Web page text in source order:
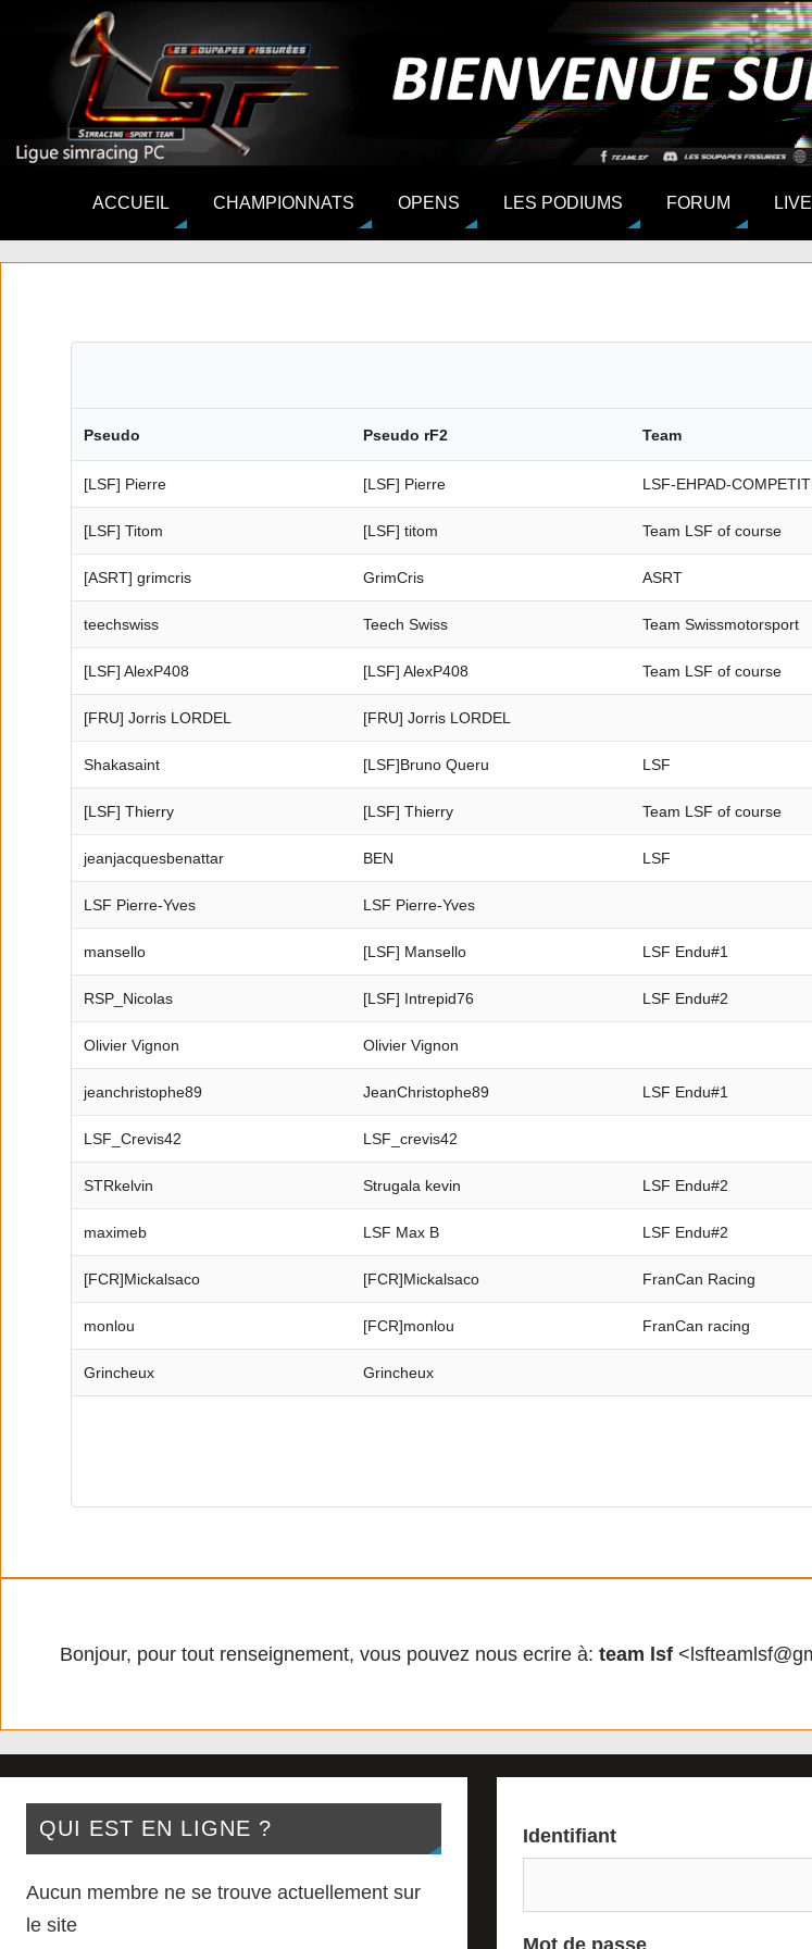
ACCUEIL CHAMPIONNATS OPENS LES PODIUMS FORUM
Pseudo Pseudo rF2 Team
[LSF] Pierre [LSF] Pierre LSF-EHPAD-
[LSF] Titom [LSF] titom Team LSF of course
[ASRT] grimcris GrimCris ASRT
teechswiss Teech Swiss Team Swissmotorsport
[LSF] AlexP408 [LSF] AlexP408 Team LSF of course
[FRU] Jorris LORDEL [FRU] Jorris LORDEL
Shakasaint [LSF]Bruno Queru LSF
[LSF] Thierry [LSF] Thierry Team LSF of course
jeanjacquesbenattar BEN LSF
LSF Pierre-Yves LSF Pierre-Yves
mansello [LSF] Mansello LSF Endu#1
RSP_Nicolas [LSF] Intrepid76 LSF Endu#2
Olivier Vignon Olivier Vignon
jeanchristophe89 JeanChristophe89 LSF Endu#1
LSF_Crevis42 LSF_crevis42
STRkelvin Strugala kevin LSF Endu#2
maximeb LSF Max B LSF Endu#2
[FCR]Mickalsaco [FCR]Mickalsaco FranCan Racing
monlou [FCR]monlou FranCan racing
Grincheux Grincheux
Bonjour, pour tout renseignement, vous pouvez nous ecrire à: team lsf
QUI EST EN LIGNE ?
Aucun membre ne se trouve actuellement sur
le site
Identifiant